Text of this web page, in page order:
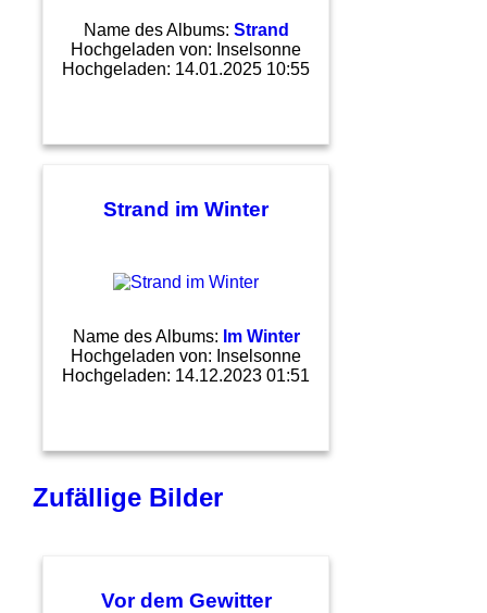
Name des Albums: Strand
Hochgeladen von: Inselsonne
Hochgeladen: 14.01.2025 10:55
Strand im Winter
Name des Albums: Im Winter
Hochgeladen von: Inselsonne
Hochgeladen: 14.12.2023 01:51
Zufällige Bilder
Vor dem Gewitter